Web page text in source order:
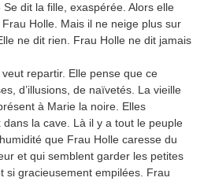
dit la fille, exaspérée. Alors elle
Holle. Mais il ne neige plus sur
ne dit rien. Frau Holle ne dit jamais
repartir. Elle pense que ce
d’illusions, de naïvetés. La vieille
à Marie la noire. Elles
la cave. Là il y a tout le peuple
que Frau Holle caresse du
et qui semblent garder les petites
si gracieusement empilées. Frau